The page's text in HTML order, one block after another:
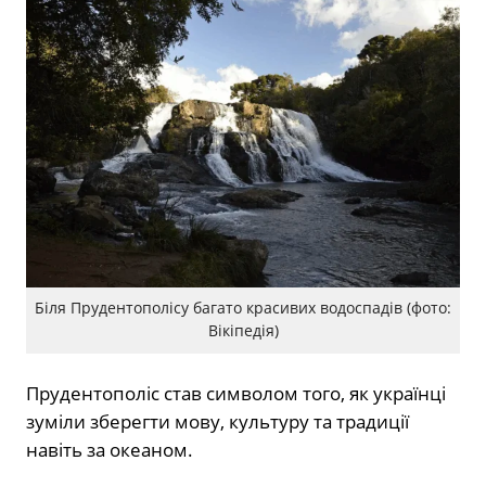
Біля Прудентополісу багато красивих водоспадів (фото:
Вікіпедія)
Прудентополіс став символом того, як українці
зуміли зберегти мову, культуру та традиції
навіть за океаном.